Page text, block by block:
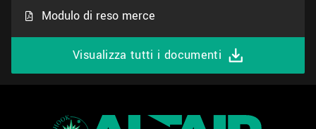
Modulo di reso merce
Visualizza tutti i documenti